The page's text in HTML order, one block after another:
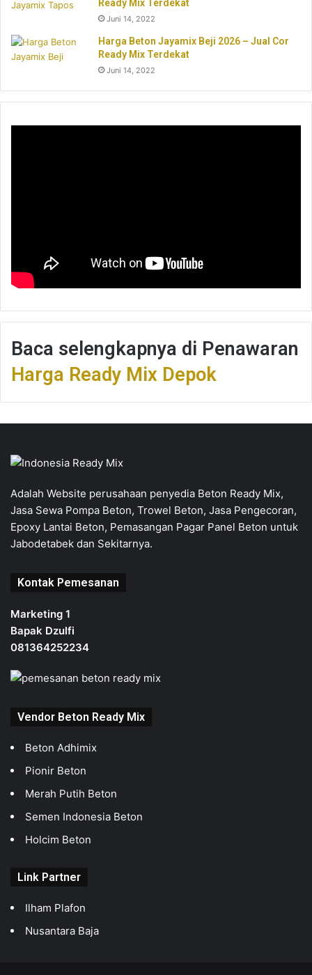
Ready Mix Terdekat
Juni 14, 2022
Harga Beton Jayamix Beji 2026 – Jual Cor
Ready Mix Terdekat
Juni 14, 2022
Baca selengkapnya di Penawaran
Harga Ready Mix Depok
Adalah Website perusahaan penyedia Beton Ready Mix,
Jasa Sewa Pompa Beton, Trowel Beton, Jasa Pengecoran,
Epoxy Lantai Beton, Pemasangan Pagar Panel Beton untuk
Jabodetabek dan Sekitarnya.
Kontak Pemesanan
Marketing 1
Bapak Dzulfi
081364252234
Vendor Beton Ready Mix
Beton Adhimix
Pionir Beton
Merah Putih Beton
Semen Indonesia Beton
Holcim Beton
Link Partner
Ilham Plafon
Nusantara Baja